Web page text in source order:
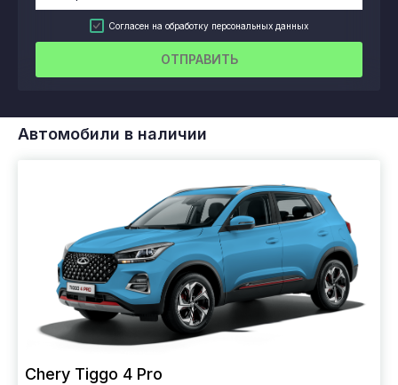
Согласен на обработку персональных данных
ОТПРАВИТЬ
Автомобили в наличии
Chery Tiggo 4 Pro